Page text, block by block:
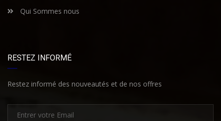
Qui Sommes nous
RESTEZ INFORMÉ
Restez informé des nouveautés et de nos offres